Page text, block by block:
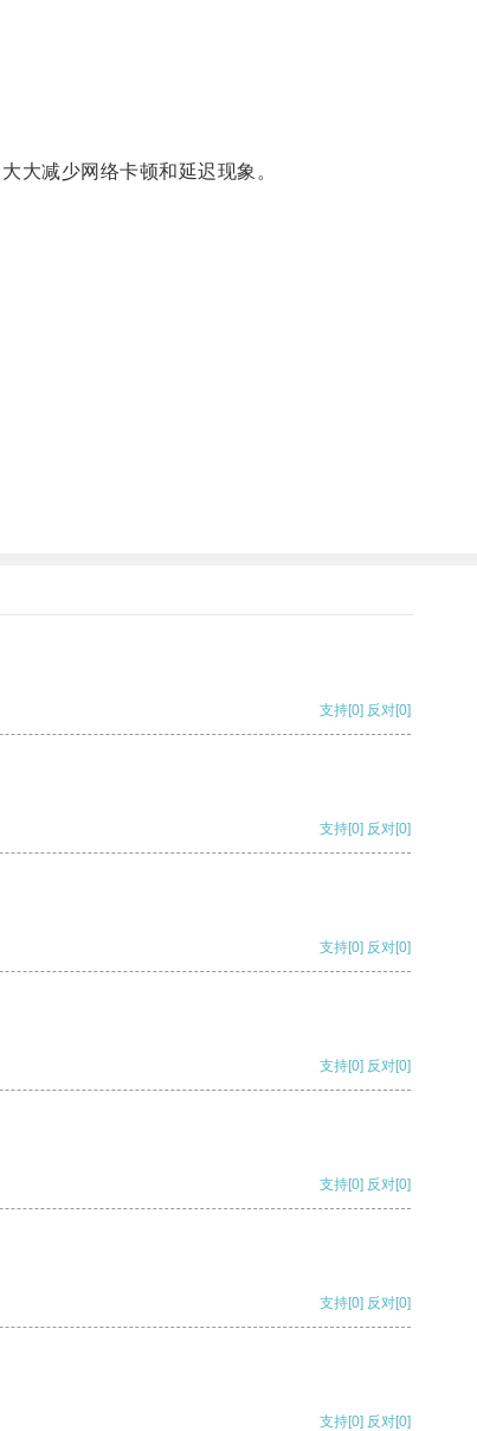
减少网络卡顿和延迟现象。
支持[0] 反对[0]
支持[0] 反对[0]
支持[0] 反对[0]
支持[0] 反对[0]
支持[0] 反对[0]
支持[0] 反对[0]
支持[0] 反对[0]